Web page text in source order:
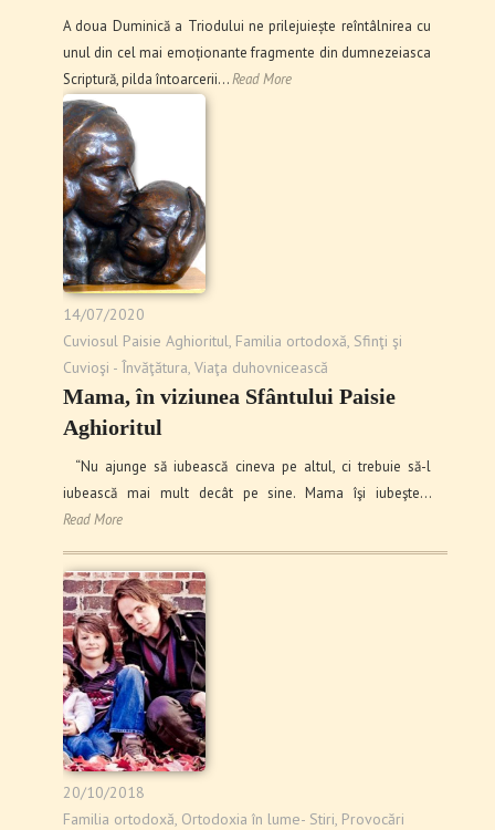
A doua Duminică a Triodului ne prilejuiește reîntâlnirea cu
unul din cel mai emoționante fragmente din dumnezeiasca
Scriptură, pilda întoarcerii…Read More
14/07/2020
Cuviosul Paisie Aghioritul, Familia ortodoxă, Sfinţi şi
Cuvioşi - Învăţătura, Viaţa duhovnicească
Mama, în viziunea Sfântului Paisie
Aghioritul
“Nu ajunge să iubească cineva pe altul, ci trebuie să-l
iubească mai mult decât pe sine. Mama îşi iubeşte…
Read More
20/10/2018
Familia ortodoxă, Ortodoxia în lume- Stiri, Provocări